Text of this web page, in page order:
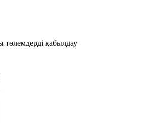
төлемдерді қабылдау